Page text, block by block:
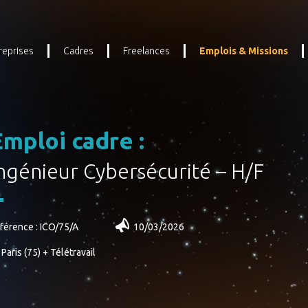
Cadres Freelances Emplois & Missions
cadre :
Cybersécurité – H/F
: ICO/75/A 10/03/2026
Paris (75) + Télétravail